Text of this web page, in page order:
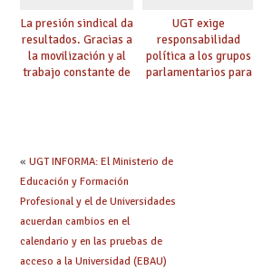
La presión sindical da
resultados. Gracias a
la movilización y al
trabajo constante de
UGT exige
responsabilidad
política a los grupos
parlamentarios para
« UGT INFORMA: El Ministerio de
Educación y Formación
Profesional y el de Universidades
acuerdan cambios en el
calendario y en las pruebas de
acceso a la Universidad (EBAU)